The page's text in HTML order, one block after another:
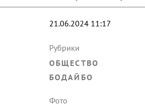
21.06.2024 11:17
Рубрики
ОБЩЕСТВО
БОДАЙБО
Фото